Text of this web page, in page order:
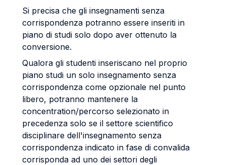
Si precisa che gli insegnamenti senza
corrispondenza potranno essere inseriti in
piano di studi solo dopo aver ottenuto la
conversione.
Qualora gli studenti inseriscano nel proprio
piano studi un solo insegnamento senza
corrispondenza come opzionale nel punto
libero, potranno mantenere la
concentration/percorso selezionato in
precedenza solo se il settore scientifico
disciplinare dell'insegnamento senza
corrispondenza indicato in fase di convalida
corrisponda ad uno dei settori degli